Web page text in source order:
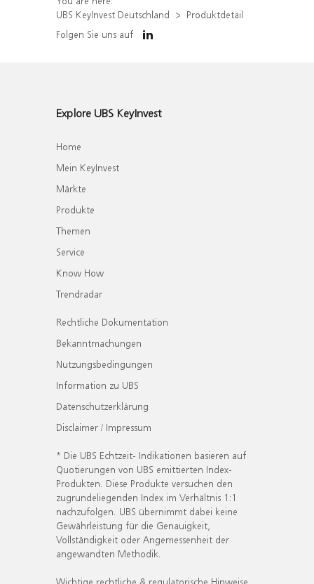
UBS KeyInvest Deutschland
Produktdetail
Folgen Sie uns auf
Explore UBS KeyInvest
Home
Mein KeyInvest
Märkte
Produkte
Themen
Service
Know How
Trendradar
Rechtliche Dokumentation
Bekanntmachungen
Nutzungsbedingungen
Information zu UBS
Datenschutzerklärung
Disclaimer / Impressum
* Die UBS Echtzeit- Indikationen basieren auf
Quotierungen von UBS emittierten Index-
Produkten. Diese Produkte versuchen den
zugrundeliegenden Index im Verhältnis 1:1
nachzufolgen. UBS übernimmt dabei keine
Gewährleistung für die Genauigkeit,
Vollständigkeit oder Angemessenheit der
angewandten Methodik.